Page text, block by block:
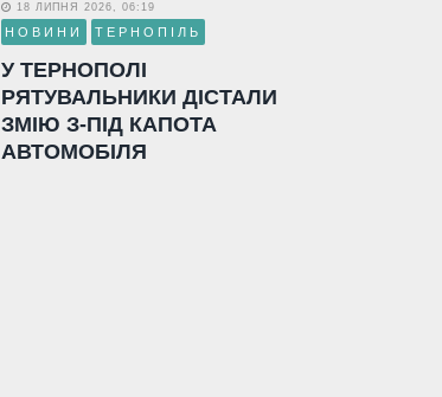
18 ЛИПНЯ 2026, 06:19
НОВИНИ ТЕРНОПІЛЬ
У ТЕРНОПОЛІ
РЯТУВАЛЬНИКИ ДІСТАЛИ
ЗМІЮ З-ПІД КАПОТА
АВТОМОБІЛЯ